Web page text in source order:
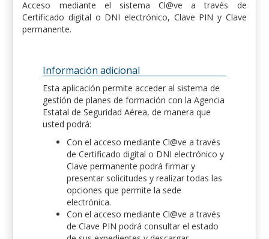
Acceso mediante el sistema Cl@ve a través de
Certificado digital o DNI electrónico, Clave PIN y Clave
permanente.
Información adicional
Esta aplicación permite acceder al sistema de
gestión de planes de formación con la Agencia
Estatal de Seguridad Aérea, de manera que
usted podrá:
Con el acceso mediante Cl@ve a través
de Certificado digital o DNI electrónico y
Clave permanente podrá firmar y
presentar solicitudes y realizar todas las
opciones que permite la sede
electrónica.
Con el acceso mediante Cl@ve a través
de Clave PIN podrá consultar el estado